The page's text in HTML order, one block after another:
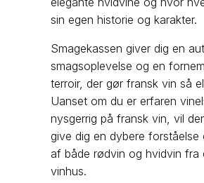
sin egen historie og karakter.
Smagekassen giver dig en
smagsoplevelse og en
terroir, der gør fransk vin så
Uanset om du er erfaren
nysgerrig på fransk vin, vil
give dig en dybere forståelse
af både rødvin og hvidvin fra
vinhus.